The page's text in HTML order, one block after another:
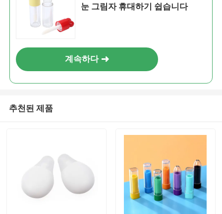
눈 그림자 휴대하기 쉽습니다
계속하다
추천된 제품